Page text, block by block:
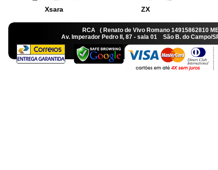
Xsara ZX
RCA ( Renato de Vivo Romano
Av. Imperador Pedro II, 87 - sala 01 São B. do